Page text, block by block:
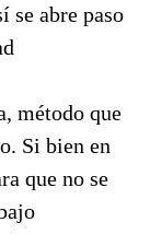
se abre paso
método que
Si bien en
que no se